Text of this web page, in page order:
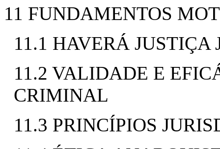
11 FUNDAMENTOS
11.1 HAVERÁ
11.2 VALIDADE E
CRIMINAL
11.3 PRINCÍPIOS